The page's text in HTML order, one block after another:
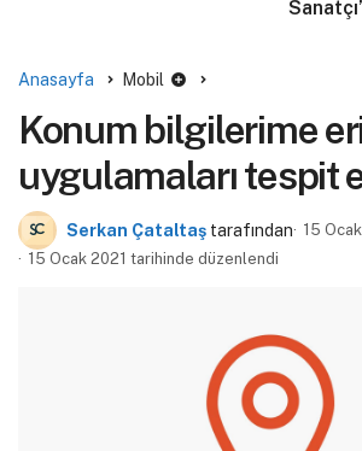
Anasayfa Mobil
Konum bilgilerime
uygulamaları tespit
Serkan Çataltaş tarafından
15
15 Ocak 2021 tarihinde düzenlendi